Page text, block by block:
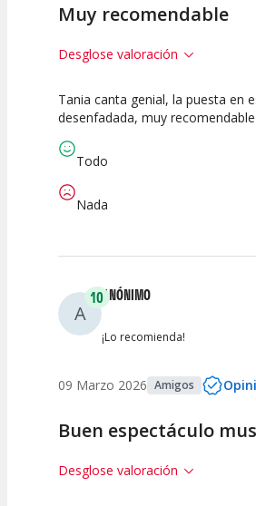
Muy recomendable
Desglose valoración
10
Espectáculo
10 10
Tania canta genial, la puesta en
desenfadada, muy
Todo
Nada
A
10ANÓNIMO
¡Lo recomienda!
09 Marzo 2026 Amigos
Buen espectáculo
Desglose valoración